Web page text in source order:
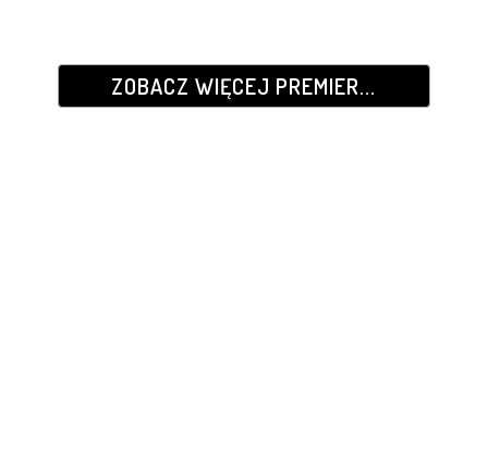
ZOBACZ WIĘCEJ PREMIER...